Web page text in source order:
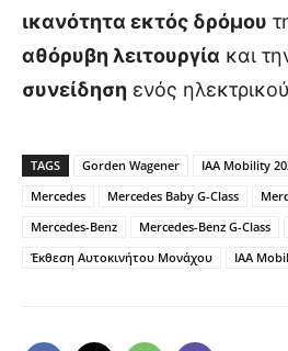
ικανότητα εκτός δρόμου
αθόρυβη λειτουργία και
συνείδηση ενός
TAGS Gorden Wagener IAA Mobility
Mercedes
Mercedes Baby G-Class
Mercedes-Benz
Mercedes-Benz G-Class
Έκθεση Αυτοκινήτου Μονάχου
ΙΑΑ